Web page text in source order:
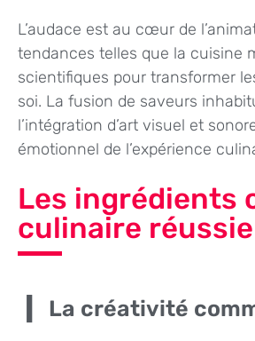
L’audace est au cœur de
tendances telles que la cuisine
scientifiques pour transformer
soi. La fusion de saveurs
l’intégration d’art visuel et
émotionnel de l’expérience
Les ingrédients
culinaire réussie
La créativité